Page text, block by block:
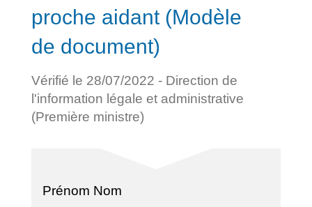
proche aidant (Modèle
de document)
Vérifié le 28/07/2022 - Direction de
l'information légale et administrative
(Première ministre)
Prénom Nom